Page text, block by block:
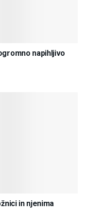
napihljivo
in njenima